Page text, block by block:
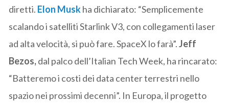
diretti. Elon Muskha dichiarato: “Semplicemente
scalando i satelliti Starlink V3, con collegamenti laser
ad alta velocità, si può fare. SpaceX lo farà”.Jeff
Bezos,dal palco dell’Italian Tech Week, ha rincarato:
“Batteremo i costi dei data center terrestri nello
spazio nei prossimi decenni”. In Europa, il progetto